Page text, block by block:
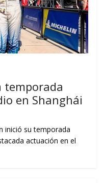
temporada
en Shanghái
inició su temporada
actuación en el